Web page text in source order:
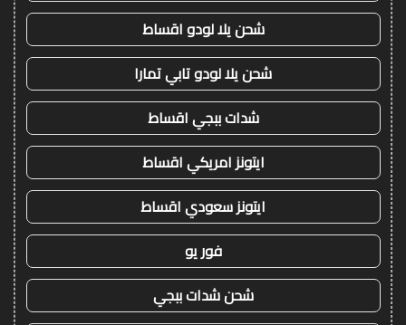
شحن يلا لودو اقساط
شحن يلا لودو تابي تمارا
شدات ببجي اقساط
ايتونز امريكي اقساط
ايتونز سعودي اقساط
فور يو
شحن شدات ببجي